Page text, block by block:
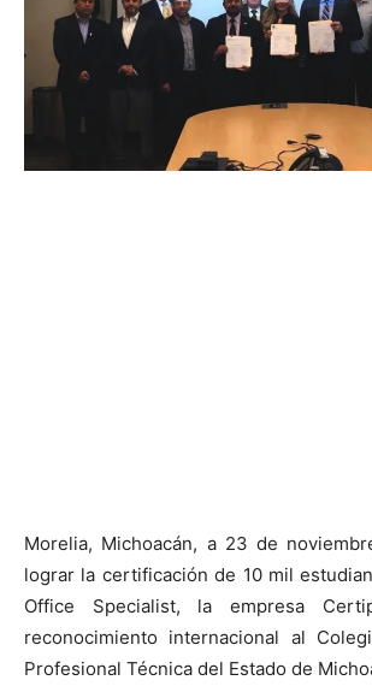
Morelia, Michoacán, a 23 de
lograr la certificación de 10 mil
Office Specialist, la empresa
reconocimiento internacional al
Profesional Técnica del Estado de